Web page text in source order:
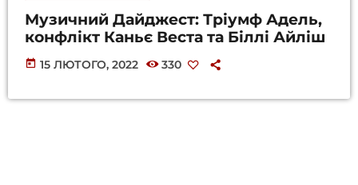
Музичний Дайджест: Тріумф Адель,
конфлікт Каньє Веста та Біллі Айліш
today 15 ЛЮТОГО, 2022 330